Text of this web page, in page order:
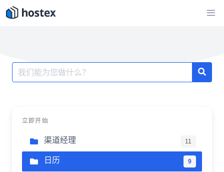
至
搜
索：
立即开始
渠道经理 11
日历 9